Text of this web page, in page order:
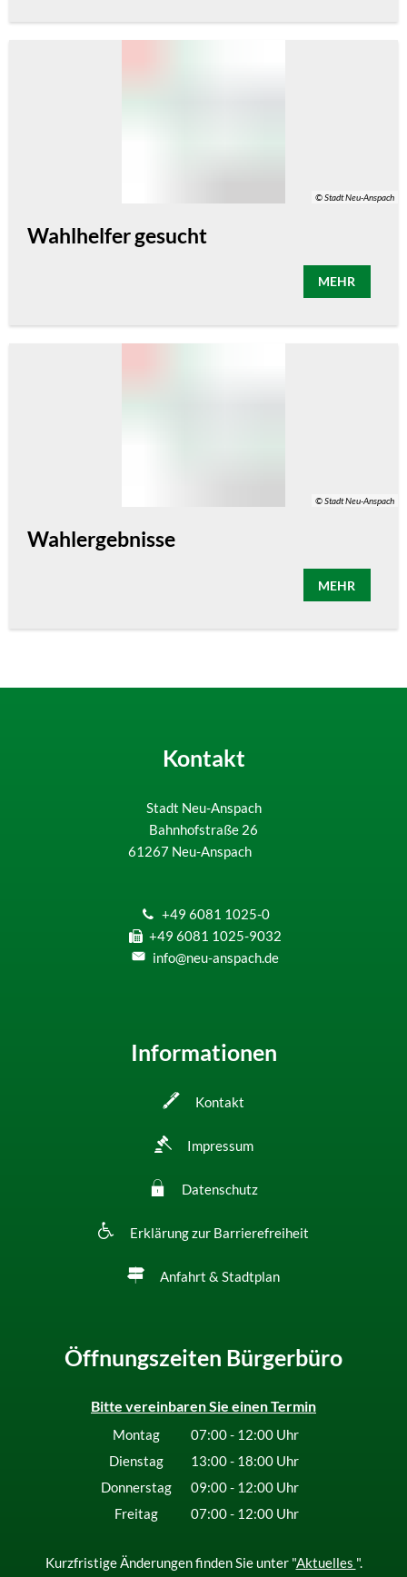
© Stadt Neu-Anspach
Wahlhelfer gesucht
MEHR
© Stadt Neu-Anspach
Wahlergebnisse
MEHR
Kontakt
Stadt Neu-Anspach
Bahnhofstraße 26
61267 Neu-Anspach
+49 6081 1025-0
+49 6081 1025-9032
info@neu-anspach.de
Informationen
Kontakt
Impressum
Datenschutz
Erklärung zur Barrierefreiheit
Anfahrt & Stadtplan
Öffnungszeiten Bürgerbüro
Bitte vereinbaren Sie einen Termin
Montag 07:00- 12:00Uhr
Von 07:00 bis 12:00 Uhr
Dienstag 13:00- 18:00Uhr
Von 13:00 bis 18:00 Uhr
Donnerstag 09:00- 12:00Uhr
Von 09:00 bis 12:00 Uhr
Freitag 07:00- 12:00Uhr
Kurzfristige Änderungen finden Sie unter "Aktuelles ".